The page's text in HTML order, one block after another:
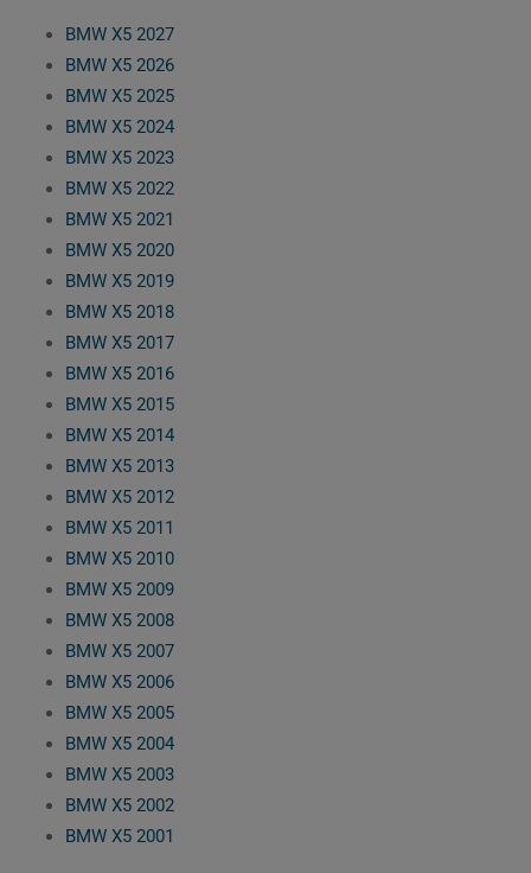
BMW X5 2027
BMW X5 2026
BMW X5 2025
BMW X5 2024
BMW X5 2023
BMW X5 2022
BMW X5 2021
BMW X5 2020
BMW X5 2019
BMW X5 2018
BMW X5 2017
BMW X5 2016
BMW X5 2015
BMW X5 2014
BMW X5 2013
BMW X5 2012
BMW X5 2011
BMW X5 2010
BMW X5 2009
BMW X5 2008
BMW X5 2007
BMW X5 2006
BMW X5 2005
BMW X5 2004
BMW X5 2003
BMW X5 2002
BMW X5 2001